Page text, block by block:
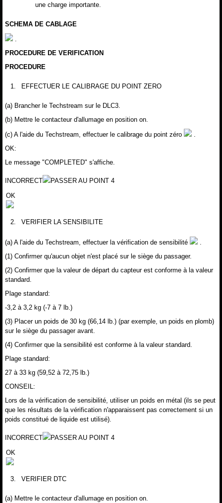
une charge importante.
SCHEMA DE CABLAGE
PROCEDURE DE VERIFICATION
PROCEDURE
1. EFFECTUER LE CALIBRAGE DU POINT ZERO
(a) Brancher le Techstream sur le DLC3.
(b) Mettre le contacteur d'allumage en position on.
(c) A l'aide du Techstream, effectuer le calibrage du point zéro
OK:
Le message "COMPLETED" s'affiche.
INCORRECT
PASSER AU POINT 4
OK
2. VERIFIER LA SENSIBILITE
(a) A l'aide du Techstream, effectuer la vérification de sensibilité
(1) Confirmer qu'aucun objet n'est placé sur le siège du passager.
(2) Confirmer que la valeur de départ du capteur est conforme à la valeur
standard.
Plage standard:
-3,2 à 3,2 kg (-7 à 7 lb.)
(3) Placer un poids de 30 kg (66,14 lb.) (par exemple, un poids en plomb)
sur le siège du passager avant.
(4) Confirmer que la sensibilité est conforme à la valeur standard.
Plage standard:
27 à 33 kg (59,52 à 72,75 lb.)
CONSEIL:
Lors de la vérification de sensibilité, utiliser un poids en métal (ils se peut
que les résultats de la vérification n'apparaissent pas correctement si un
poids constitué de liquide est utilisé).
INCORRECT
PASSER AU POINT 4
OK
3. VERIFIER DTC
(a) Mettre le contacteur d'allumage en position on.